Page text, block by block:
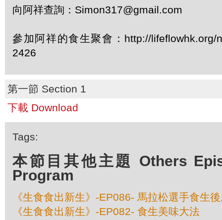
向阿祥查詢：Simon317@gmail.com
參加阿祥的食生聚會：http://lifeflowhk.org/
2426
第一節 Section 1
下載 Download
Tags:
本節目其他主題 Others
Program
《生食食出新生》-EP086- 馬拉松選手食生
《生食食出新生》-EP082- 食生美味大法